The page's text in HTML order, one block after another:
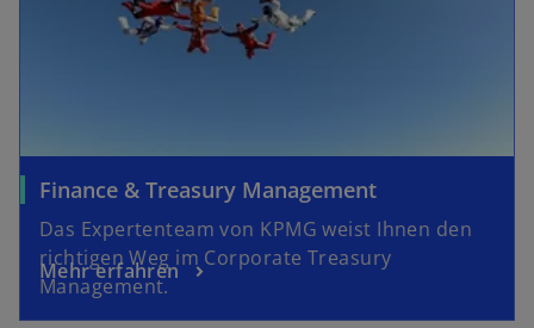
Finance & Treasury Management
Das Expertenteam von KPMG weist Ihnen den
richtigen Weg im Corporate Treasury
Management.
Mehr erfahren